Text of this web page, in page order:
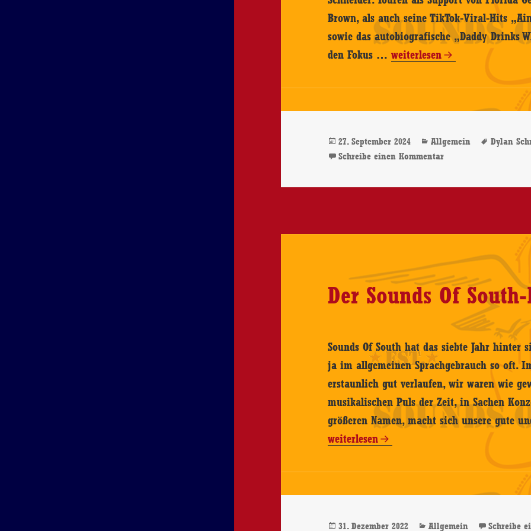
Brown, als auch seine TikTok-Viral-Hits
sowie das autobiografische „Daddy Drinks
den Fokus …Dylan
Puzzled
CD-
weiterlesen
Veröffentlicht
am
27. September 2024 Kategorien
Allgemein Dylan
Schreibe einen Kommentarzu Dylan Schneider –
Der Sounds Of
Sounds Of South hat das siebte Jahr hinter
ja im allgemeinen Sprachgebrauch so oft.
erstaunlich gut verlaufen, wir waren wie
musikalischen Puls der Zeit, in Sachen
größeren Namen, macht sich unsere gute
weiterlesen
Veröffentlicht
31. Dezember 2022 Kategorien
Allgemein Schreibe